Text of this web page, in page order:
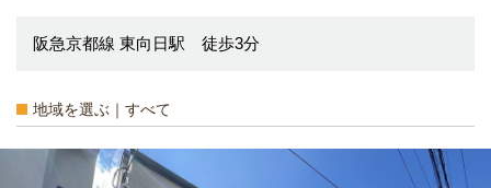
阪急京都線 東向日駅 徒歩3分
地域を選ぶ｜すべて